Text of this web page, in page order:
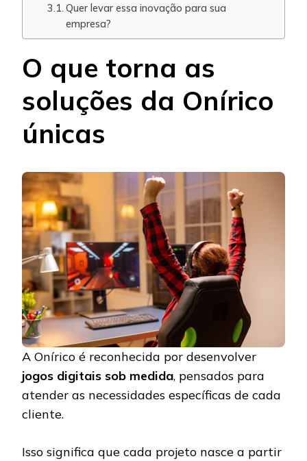
Quer levar essa inovação para sua
empresa?
O que torna as
soluções da Onírico
únicas
A Onírico é reconhecida por desenvolver
jogos digitais sob medida, pensados para
atender as necessidades específicas de cada
cliente.
Isso significa que cada projeto nasce a partir